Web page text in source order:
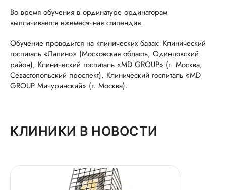
Во время обучения в ординатуре ординаторам
выплачивается ежемесячная стипендия.
Обучение проводится на клинических базах: Клинический
госпиталь «Лапино» (Московская область, Одинцовский
район), Клинический госпиталь «MD GROUP» (г. Москва,
Севастопольский проспект), Клинический госпиталь «MD
GROUP Мичуринский» (г. Москва).
КЛИНИКИ В НОВОСТИ